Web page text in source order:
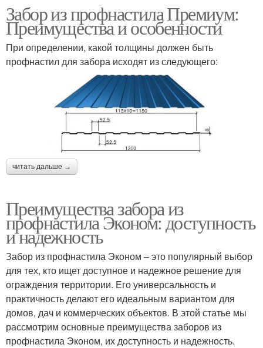
Забор из профнастила Премиум:
Преимущества и особенности
При определении, какой толщины должен быть
профнастил для забора исходят из следующего:
читать дальше →
Преимущества забора из
профнастила Эконом: доступность
и надежность
Забор из профнастила Эконом – это популярный выбор
для тех, кто ищет доступное и надежное решение для
ограждения территории. Его универсальность и
практичность делают его идеальным вариантом для
домов, дач и коммерческих объектов. В этой статье мы
рассмотрим основные преимущества заборов из
профнастила Эконом, их доступность и надежность.